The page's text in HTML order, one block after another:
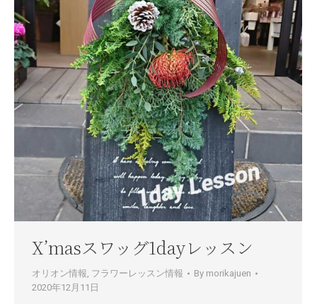
X’masスワッグ1dayレッスン
オリオン情報, フラワーレッスン情報 By morikajuen
2020年12月11日